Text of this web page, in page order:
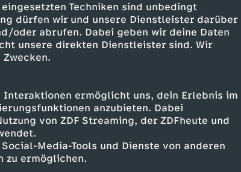
Techniken sind unbedingt
dürfen wir und unsere Dienstleister darüber
oder abrufen. Dabei geben wir deine Daten
unsere direkten Dienstleister sind. Wir
ermöglicht uns, dein Erlebnis im
anzubieten. Dabei
von ZDF Streaming, der ZDFheute und
Media-Tools und Dienste von anderen
zu ermöglichen.